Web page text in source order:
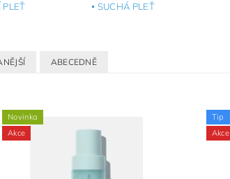
PLEŤ SUCHÁ PLEŤ
ABECEDNĚ
Novinka
Akce
Tip
Akce